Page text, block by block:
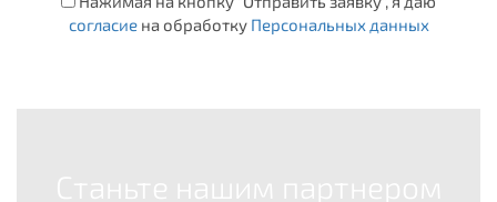
согласиена обработку Персональных данных